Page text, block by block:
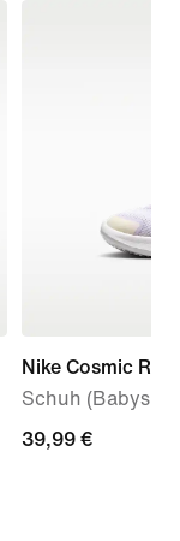
Nike Cosmic
Schuh (Babys,
39,99 €
39,99 €